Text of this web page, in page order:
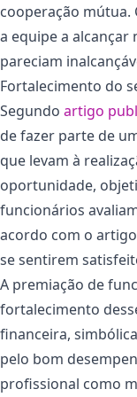
cooperação mútua.
a equipe a alcançar
pareciam
Fortalecimento do
Segundo artigo
de fazer parte de
que levam à
oportunidade,
funcionários
acordo com o
se sentirem
A premiação de
fortalecimento
financeira,
pelo bom
profissional como